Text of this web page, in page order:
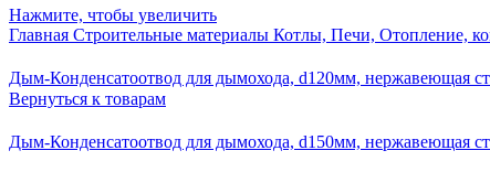
Нажмите, чтобы увеличить
Главная Строительные материалы Котлы, Печи, Отопление,
Дым-Конденсатоотвод для дымохода, d120мм, нержавеющая
Вернуться к товарам
Дым-Конденсатоотвод для дымохода, d150мм, нержавеющая